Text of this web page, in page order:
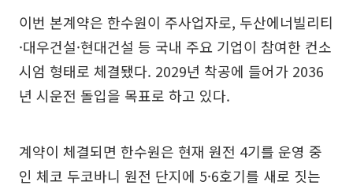
이번 본계약은 한수원이 주사업자로, 두산에너빌리티
·대우건설·현대건설 등 국내 주요 기업이 참여한 컨소
시엄 형태로 체결됐다. 2029년 착공에 들어가 2036
년 시운전 돌입을 목표로 하고 있다.
계약이 체결되면 한수원은 현재 원전 4기를 운영 중
인 체코 두코바니 원전 단지에 5·6호기를 새로 짓는